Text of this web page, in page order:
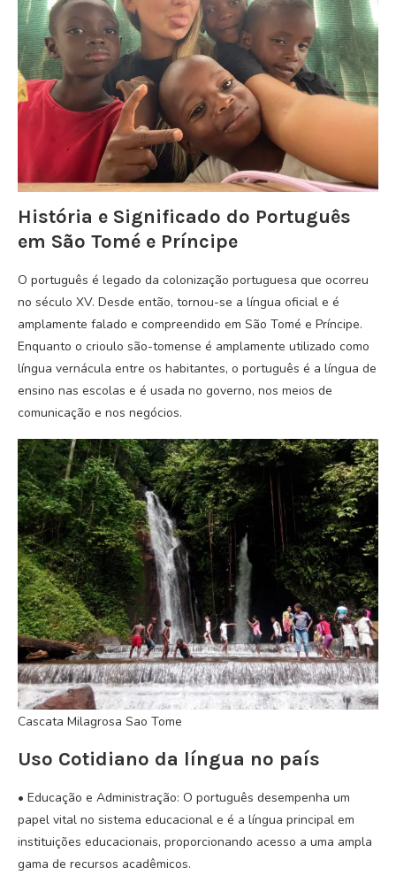
História e Significado do Português
em São Tomé e Príncipe
O português é legado da colonização portuguesa que ocorreu
no século XV. Desde então, tornou-se a língua oficial e é
amplamente falado e compreendido em São Tomé e Príncipe.
Enquanto o crioulo são-tomense é amplamente utilizado como
língua vernácula entre os habitantes, o português é a língua de
ensino nas escolas e é usada no governo, nos meios de
comunicação e nos negócios.
Cascata Milagrosa Sao Tome
Uso Cotidiano da língua no país
• Educação e Administração: O português desempenha um
papel vital no sistema educacional e é a língua principal em
instituições educacionais, proporcionando acesso a uma ampla
gama de recursos acadêmicos.